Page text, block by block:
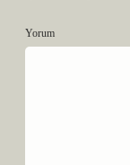
Yorum